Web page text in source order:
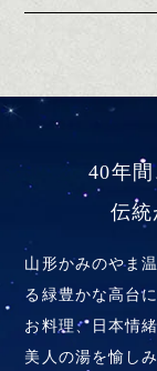
40年
伝統
山形かみのやま
る緑豊かな高台
お料理、 日本情
美人の湯を愉し